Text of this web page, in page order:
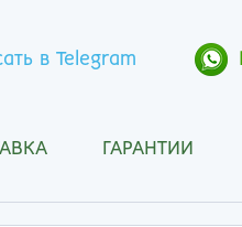
в Telegram
ГАРАНТИИ